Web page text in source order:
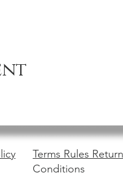
Terms Rules
Conditions